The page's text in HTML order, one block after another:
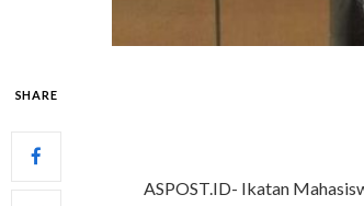
SHARE
ASPOST.ID- Ikatan